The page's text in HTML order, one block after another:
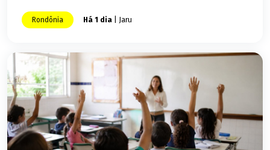
Rondônia Há 1 dia | Jaru